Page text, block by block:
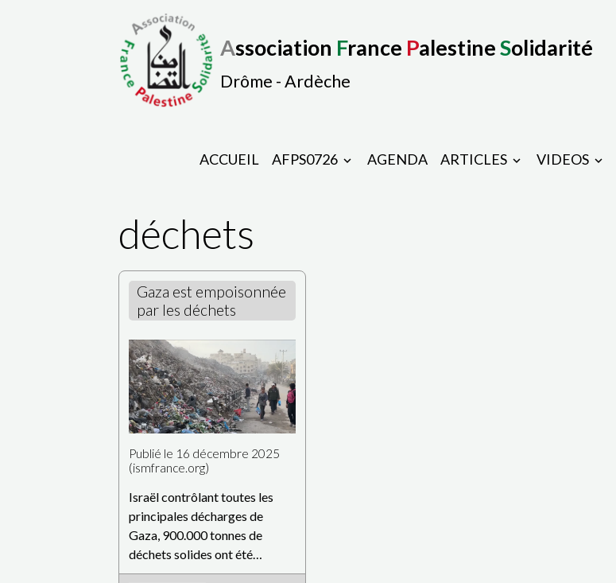
Association France PalestineSolidarité
Drôme - Ardèche
ACCUEIL AFPS0726 AGENDA ARTICLES VIDEOS
déchets
Gaza est empoisonnée
par les déchets
Publié le 16 décembre 2025
(ismfrance.org)
Israël contrôlant toutes les
principales décharges de
Gaza, 900.000 tonnes de
déchets solides ont été
déversées dans l’enclave,